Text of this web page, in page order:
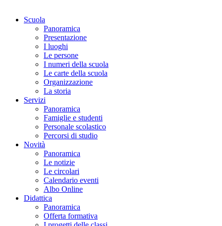
Scuola
Panoramica
Presentazione
I luoghi
Le persone
I numeri della scuola
Le carte della scuola
Organizzazione
La storia
Servizi
Panoramica
Famiglie e studenti
Personale scolastico
Percorsi di studio
Novità
Panoramica
Le notizie
Le circolari
Calendario eventi
Albo Online
Didattica
Panoramica
Offerta formativa